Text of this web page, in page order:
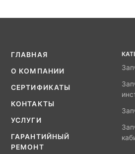
ГЛАВНАЯ
О КОМПАНИИ
СЕРТИФИКАТЫ
КОНТАКТЫ
УСЛУГИ
ГАРАНТИЙНЫЙ
РЕМОНТ